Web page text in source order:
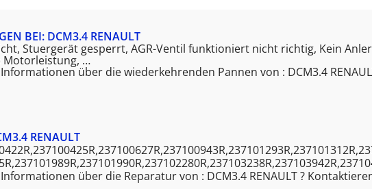
BEI: DCM3.4 RENAULT
Stuergerät gesperrt, AGR-Ventil funktioniert nicht richtig, Kein
Motorleistung, …
über die wiederkehrenden Pannen von : DCM3.4
RENAULT
über die Reparatur von : DCM3.4 RENAULT ?